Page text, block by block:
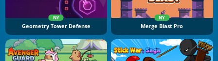
NY
Geometry Tower Defense
NY
Merge Blast Pro